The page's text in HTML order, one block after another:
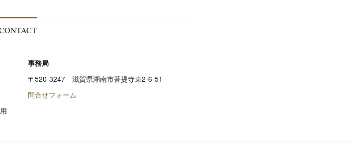
事務局
〒520-3247 滋賀県湖南市菩提寺東2-6-51
問合せフォーム